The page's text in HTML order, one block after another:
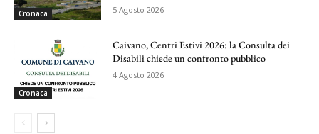
Cronaca 5 Agosto 2026
Cronaca
Caivano, Centri Estivi 2026: la Consulta dei
Disabili chiede un confronto pubblico
4 Agosto 2026